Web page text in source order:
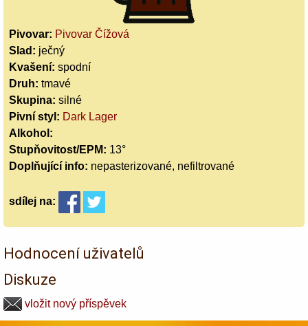
Pivovar: Pivovar Čížová
Slad: ječný
Kvašení: spodní
Druh: tmavé
Skupina: silné
Pivní styl: Dark Lager
Alkohol:
Stupňovitost/EPM: 13°
Doplňující info: nepasterizované, nefiltrované
sdílej na:
Hodnocení uživatelů
Diskuze
vložit nový příspěvek